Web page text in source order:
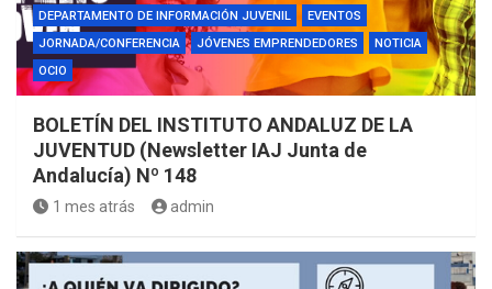
DEPARTAMENTO DE INFORMACIÓN JUVENIL
EVENTOS
JORNADA/CONFERENCIA
JÓVENES EMPRENDEDORES
NOTICIA
OCIO
BOLETÍN DEL INSTITUTO ANDALUZ DE LA
JUVENTUD (Newsletter IAJ Junta de
Andalucía) Nº 148
1 mes atrás admin